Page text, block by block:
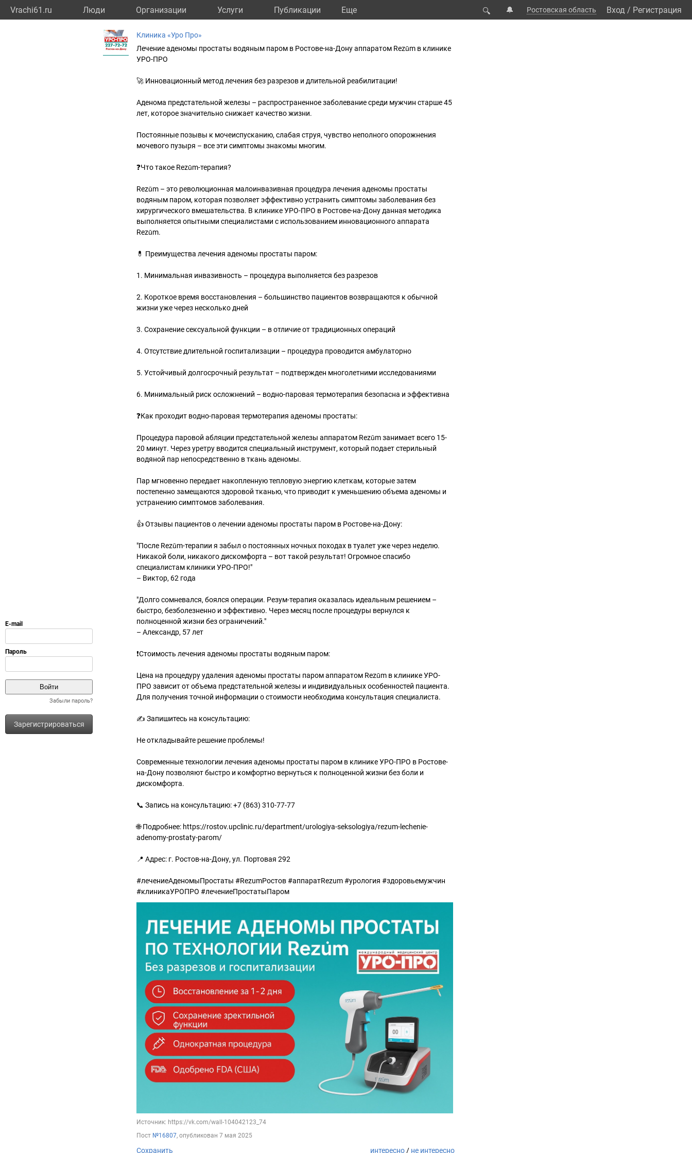
Vrachi61.ru Люди Организации Услуги Публикации Eще 🔍 🔔 Ростовская область Вход / Регистрация
Забыли пароль?
Зарегистрироваться
Клиника «Уро Про»
Лечение аденомы простаты водяным паром в Ростове-на-Дону аппаратом Rezūm в клинике
УРО-ПРО
🚀 Инновационный метод лечения без разрезов и длительной реабилитации!
Аденома предстательной железы – распространенное заболевание среди мужчин старше 45
лет, которое значительно снижает качество жизни.
Постоянные позывы к мочеиспусканию, слабая струя, чувство неполного опорожнения
мочевого пузыря – все эти симптомы знакомы многим.
❓Что такое Rezūm-терапия?
Rezūm – это революционная малоинвазивная процедура лечения аденомы простаты
водяным паром, которая позволяет эффективно устранить симптомы заболевания без
хирургического вмешательства. В клинике УРО-ПРО в Ростове-на-Дону данная методика
выполняется опытными специалистами с использованием инновационного аппарата
Rezūm.
💊 Преимущества лечения аденомы простаты паром:
1. Минимальная инвазивность – процедура выполняется без разрезов
2. Короткое время восстановления – большинство пациентов возвращаются к обычной
жизни уже через несколько дней
3. Сохранение сексуальной функции – в отличие от традиционных операций
4. Отсутствие длительной госпитализации – процедура проводится амбулаторно
5. Устойчивый долгосрочный результат – подтвержден многолетними исследованиями
6. Минимальный риск осложнений – водно-паровая термотерапия безопасна и эффективна
❓Как проходит водно-паровая термотерапия аденомы простаты:
Процедура паровой абляции предстательной железы аппаратом Rezūm занимает всего 15-
20 минут. Через уретру вводится специальный инструмент, который подает стерильный
водяной пар непосредственно в ткань аденомы.
Пар мгновенно передает накопленную тепловую энергию клеткам, которые затем
постепенно замещаются здоровой тканью, что приводит к уменьшению объема аденомы и
устранению симптомов заболевания.
👍 Отзывы пациентов о лечении аденомы простаты паром в Ростове-на-Дону:
"После Rezūm-терапии я забыл о постоянных ночных походах в туалет уже через неделю.
Никакой боли, никакого дискомфорта – вот такой результат! Огромное спасибо
специалистам клиники УРО-ПРО!"
– Виктор, 62 года
"Долго сомневался, боялся операции. Резум-терапия оказалась идеальным решением –
быстро, безболезненно и эффективно. Через месяц после процедуры вернулся к
полноценной жизни без ограничений."
– Александр, 57 лет
❗Стоимость лечения аденомы простаты водяным паром:
Цена на процедуру удаления аденомы простаты паром аппаратом Rezūm в клинике УРО-
ПРО зависит от объема предстательной железы и индивидуальных особенностей пациента.
Для получения точной информации о стоимости необходима консультация специалиста.
✍️ Запишитесь на консультацию:
Не откладывайте решение проблемы!
Современные технологии лечения аденомы простаты паром в клинике УРО-ПРО в Ростове-
на-Дону позволяют быстро и комфортно вернуться к полноценной жизни без боли и
дискомфорта.
📞 Запись на консультацию: +7 (863) 310-77-77
🌐 Подробнее: https://rostov.upclinic.ru/department/urologiya-seksologiya/rezum-lechenie-
adenomy-prostaty-parom/
📍 Адрес: г. Ростов-на-Дону, ул. Портовая 292
#лечениеАденомыПростаты #RezumРостов #аппаратRezum #урология #здоровьемужчин
#клиникаУРОПРО #лечениеПростатыПаром
Источник: https://vk.com/wall-104042123_74
Пост №16807, опубликован 7 мая 2025
Сохранить интересно / не интересно